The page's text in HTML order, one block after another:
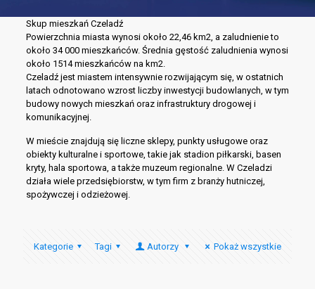
Skup mieszkań Czeladź
Powierzchnia miasta wynosi około 22,46 km2, a zaludnienie to
około 34 000 mieszkańców. Średnia gęstość zaludnienia wynosi
około 1514 mieszkańców na km2.
Czeladź jest miastem intensywnie rozwijającym się, w ostatnich
latach odnotowano wzrost liczby inwestycji budowlanych, w tym
budowy nowych mieszkań oraz infrastruktury drogowej i
komunikacyjnej.
W mieście znajdują się liczne sklepy, punkty usługowe oraz
obiekty kulturalne i sportowe, takie jak stadion piłkarski, basen
kryty, hala sportowa, a także muzeum regionalne. W Czeladzi
działa wiele przedsiębiorstw, w tym firm z branży hutniczej,
spożywczej i odzieżowej.
Kategorie Tagi Autorzy Pokaż wszystkie